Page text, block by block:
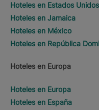
Hoteles en Estados Unidos
Hoteles en Jamaica
Hoteles en México
Hoteles en República
Hoteles en Europa
Hoteles en Europa
Hoteles en España